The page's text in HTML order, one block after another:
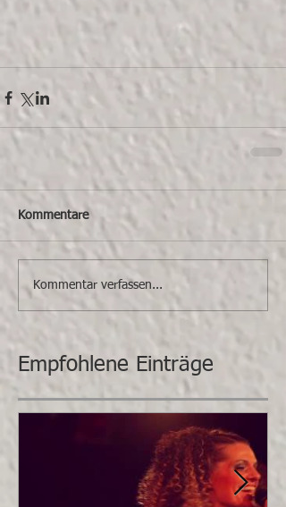
Kommentare
Kommentar verfassen...
Empfohlene Einträge